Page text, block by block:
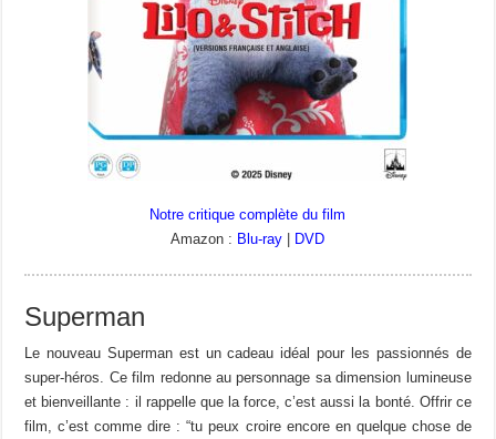
Notre critique complète du film
Amazon : Blu-ray | DVD
Superman
Le nouveau Superman est un cadeau idéal pour les passionnés de
super-héros. Ce film redonne au personnage sa dimension lumineuse
et bienveillante : il rappelle que la force, c’est aussi la bonté. Offrir ce
film, c’est comme dire : “tu peux croire encore en quelque chose de